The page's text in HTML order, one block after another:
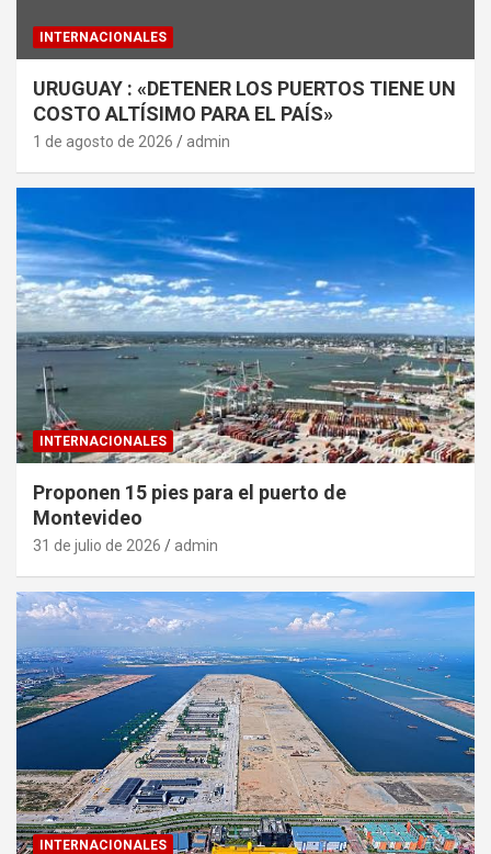
INTERNACIONALES
URUGUAY : «DETENER LOS PUERTOS TIENE UN
COSTO ALTÍSIMO PARA EL PAÍS»
1 de agosto de 2026 admin
INTERNACIONALES
Proponen 15 pies para el puerto de
Montevideo
31 de julio de 2026 admin
INTERNACIONALES